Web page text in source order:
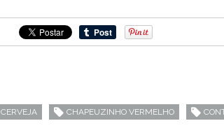
CERVEJA CHAPEUZINHO VERMELHO